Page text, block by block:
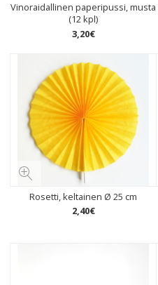
Vinoraidallinen paperipussi, musta
(12 kpl)
3,20€
Rosetti, keltainen Ø 25 cm
2,40€